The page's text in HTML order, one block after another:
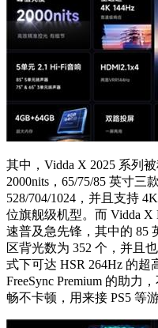
其中，Vidda X 2025 系列
2000nits，65/75/85 英寸三
528/704/1024，并且支持
位旗舰级机型。而 Vidda
速普及急先锋，其中的 85
区背光数为 352 个，并且
式下可达 HSR 264Hz 的
FreeSync Premium 的助力
畅不卡顿，用来接 PS5 等